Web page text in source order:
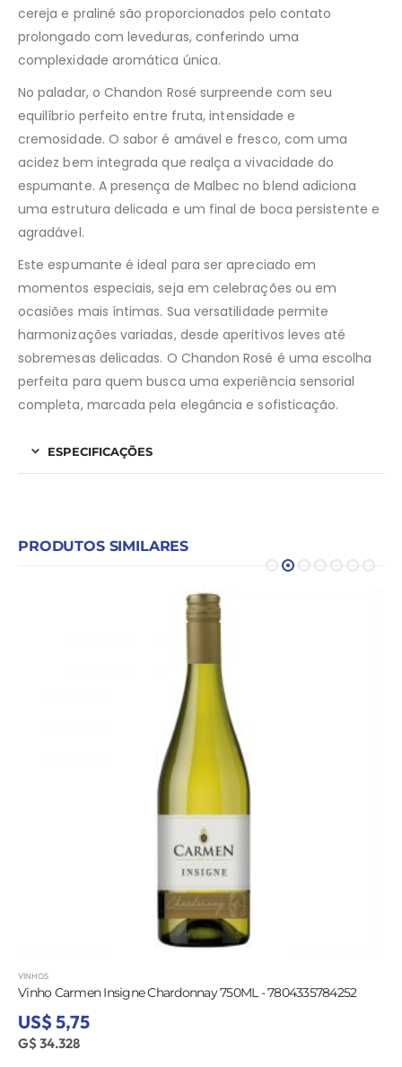
cereja e praliné são proporcionados pelo contato
prolongado com leveduras, conferindo uma
complexidade aromática única.
No paladar, o Chandon Rosé surpreende com seu
equilíbrio perfeito entre fruta, intensidade e
cremosidade. O sabor é amável e fresco, com uma
acidez bem integrada que realça a vivacidade do
espumante. A presença de Malbec no blend adiciona
uma estrutura delicada e um final de boca persistente e
agradável.
Este espumante é ideal para ser apreciado em
momentos especiais, seja em celebrações ou em
ocasiões mais íntimas. Sua versatilidade permite
harmonizações variadas, desde aperitivos leves até
sobremesas delicadas. O Chandon Rosé é uma escolha
perfeita para quem busca uma experiência sensorial
completa, marcada pela elegância e sofisticação.
ESPECIFICAÇÕES
PRODUTOS SIMILARES
VINHOS
Vinho Carmen Insigne Chardonnay 750ML - 7804335784252
US$ 5,75
G$ 34.328